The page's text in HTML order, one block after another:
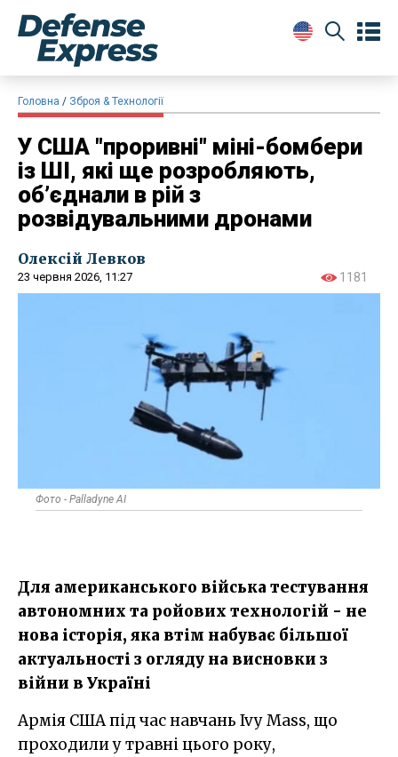
Головна Зброя & Технології
У США "проривні" міні-бомбери
із ШІ, які ще розробляють,
об’єднали в рій з
розвідувальними дронами
Олексій Левков
23 червня 2026, 11:27 1181
Фото - Palladyne AI
Для американського війська тестування
автономних та ройових технологій - не
нова історія, яка втім набуває більшої
актуальності з огляду на висновки з
війни в Україні
Армія США під час навчань Ivy Mass, що
проходили у травні цього року,